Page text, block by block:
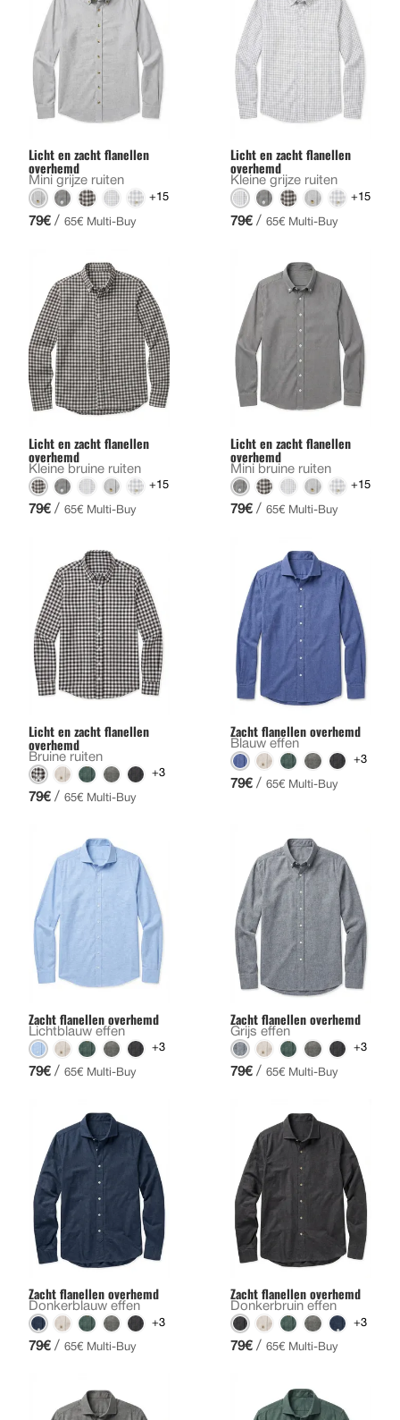
Licht en zacht flanellen
overhemd
Mini grijze ruiten
+15
79€ / 65€ Multi-Buy
Licht en zacht flanellen
overhemd
Kleine grijze ruiten
+15
79€ / 65€ Multi-Buy
Licht en zacht flanellen
overhemd
Kleine bruine ruiten
+15
79€ / 65€ Multi-Buy
Licht en zacht flanellen
overhemd
Mini bruine ruiten
+15
79€ / 65€ Multi-Buy
Licht en zacht flanellen
overhemd
Bruine ruiten
+3
79€ / 65€ Multi-Buy
Zacht flanellen overhemd
Blauw effen
+3
79€ / 65€ Multi-Buy
Zacht flanellen overhemd
Lichtblauw effen
+3
79€ / 65€ Multi-Buy
Zacht flanellen overhemd
Grijs effen
+3
79€ / 65€ Multi-Buy
Zacht flanellen overhemd
Donkerblauw effen
+3
79€ / 65€ Multi-Buy
Zacht flanellen overhemd
Donkerbruin effen
+3
79€ / 65€ Multi-Buy